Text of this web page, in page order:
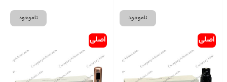
ناموجود ناموجود
اصلی اصلی